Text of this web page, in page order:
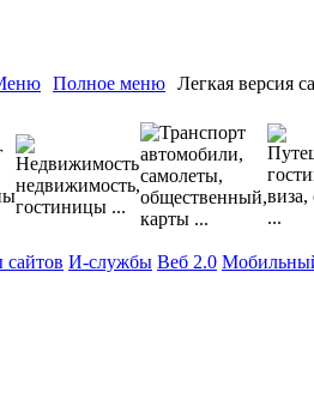
Полное меню Легкая версия
И-службы Веб 2.0